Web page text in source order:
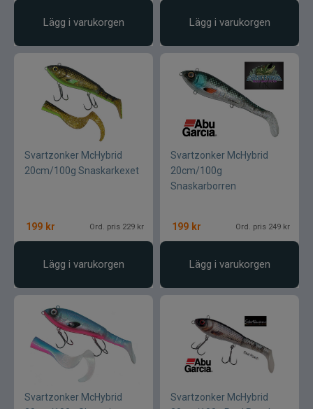
Lägg i varukorgen Lägg i varukorgen
Svartzonker McHybrid
20cm/100g Snaskarkexet
199 kr Ord. pris 229 kr
Lägg i varukorgen
Svartzonker McHybrid
20cm/100g
Snaskarborren
199 kr Ord. pris 249 kr
Lägg i varukorgen
Svartzonker McHybrid
Svartzonker McHybrid